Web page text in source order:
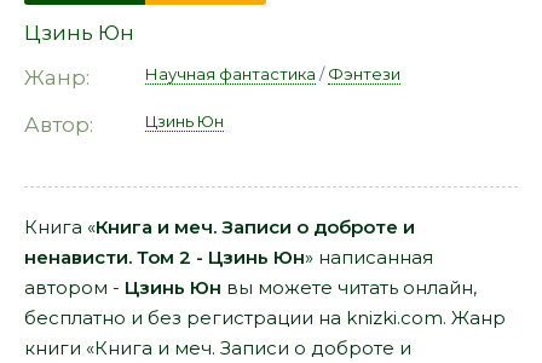
Цзинь Юн
Жанр:
Научная фантастика /Фэнтези
Автор: Цзинь Юн
Книга «Книга и меч. Записи о доброте и
ненависти. Том 2 - Цзинь Юн» написанная
автором - Цзинь Юн вы можете читать онлайн,
бесплатно и без регистрации на knizki.com. Жанр
книги «Книга и меч. Записи о доброте и